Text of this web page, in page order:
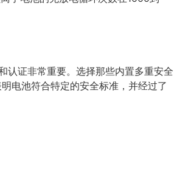
认证非常重要。选择那些内置多重安全
电池符合特定的安全标准，并经过了